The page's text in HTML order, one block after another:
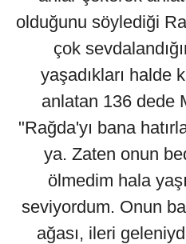
olduğunu söylediği
çok
yaşadıkları halde
anlatan 136 dede
"Rağda'yı bana
ya. Zaten onun
ölmedim hala
seviyordum. Onun
ağası, ileri